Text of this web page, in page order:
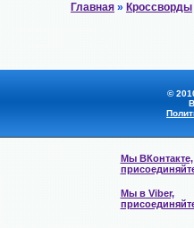
Главная » Кроссворды
©
Мы ВКонтакте,
Мы в Viber,